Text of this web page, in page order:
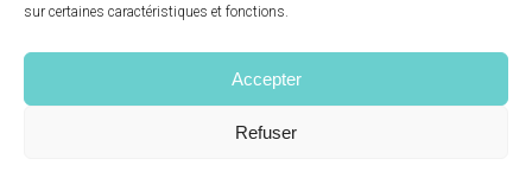
sur certaines caractéristiques et fonctions.
Accepter
Refuser